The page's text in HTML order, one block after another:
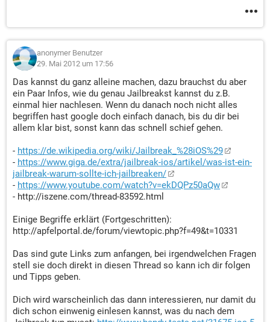
anonymer Benutzer
29. Mai 2012 um 17:56
Das kannst du ganz alleine machen, dazu brauchst du aber
ein Paar Infos, wie du genau Jailbreakst kannst du z.B.
einmal hier nachlesen. Wenn du danach noch nicht alles
begriffen hast google doch einfach danach, bis du dir bei
allem klar bist, sonst kann das schnell schief gehen.
- https://de.wikipedia.org/wiki/Jailbreak_%28iOS%29
- https://www.giga.de/extra/jailbreak-ios/artikel/was-ist-ein-
jailbreak-warum-sollte-ich-jailbreaken/
- https://www.youtube.com/watch?v=ekDQPz50aQw
- http://iszene.com/thread-83592.html
Einige Begriffe erklärt (Fortgeschritten):
http://apfelportal.de/forum/viewtopic.php?f=49&t=10331
Das sind gute Links zum anfangen, bei irgendwelchen Fragen
stell sie doch direkt in diesen Thread so kann ich dir folgen
und Tipps geben.
Dich wird warscheinlich das dann interessieren, nur damit du
dich schon einwenig einlesen kannst, was du nach dem